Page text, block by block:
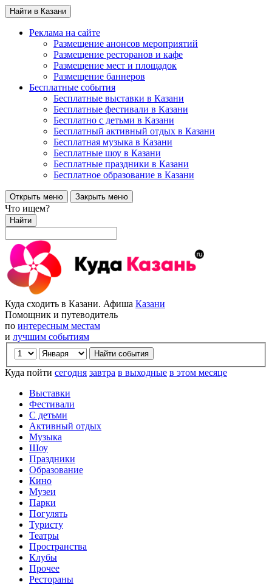
Найти в Казани
Реклама на сайте
Размещение анонсов мероприятий
Размещение ресторанов и кафе
Размещение мест и площадок
Размещение баннеров
Бесплатные события
Бесплатные выставки в Казани
Бесплатные фестивали в Казани
Бесплатно с детьми в Казани
Бесплатный активный отдых в Казани
Бесплатная музыка в Казани
Бесплатные шоу в Казани
Бесплатные праздники в Казани
Бесплатное образование в Казани
Открыть меню Закрыть меню
Что ищем?
Найти
Куда сходить в Казани. Афиша Казани
Помощник и путеводитель
по интересным местам
и лучшим событиям
Куда пойти сегодня завтра в выходные в этом месяце
Выставки
Фестивали
С детьми
Активный отдых
Музыка
Шоу
Праздники
Образование
Кино
Музеи
Парки
Погулять
Туристу
Театры
Пространства
Клубы
Прочее
Рестораны